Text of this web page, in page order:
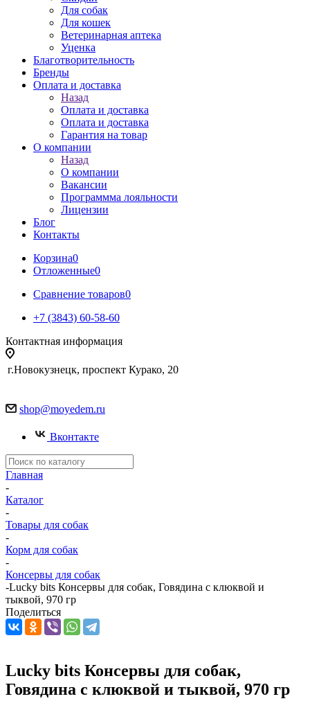
Для собак
Для кошек
Ветеринарная аптека
Уценка
Благотворительность
Бренды
Оплата и доставка
Назад
Оплата и доставка
Оплата и доставка
Гарантия на товар
О компании
Назад
О компании
Вакансии
Программма лояльности
Лицензии
Блог
Контакты
Корзина0
Отложенные0
Сравнение товаров0
+7 (3843) 60-58-60
Контактная информация
г.Новокузнецк, проспект Курако, 20
shop@moyedem.ru
Вконтакте
Главная
-
Каталог
-
Товары для собак
-
Корм для собак
-
Консервы для собак
-Lucky bits Консервы для собак, Говядина с клюквой и
тыквой, 970 гр
Поделиться
Lucky bits Консервы для собак,
Говядина с клюквой и тыквой, 970 гр